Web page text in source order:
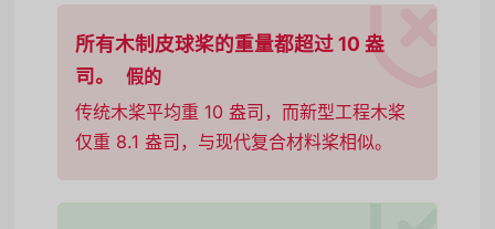
所有木制皮球桨的重量都超过 10 盎
司。
假的
传统木桨平均重 10 盎司，而新型工程木桨
仅重 8.1 盎司，与现代复合材料桨相似。